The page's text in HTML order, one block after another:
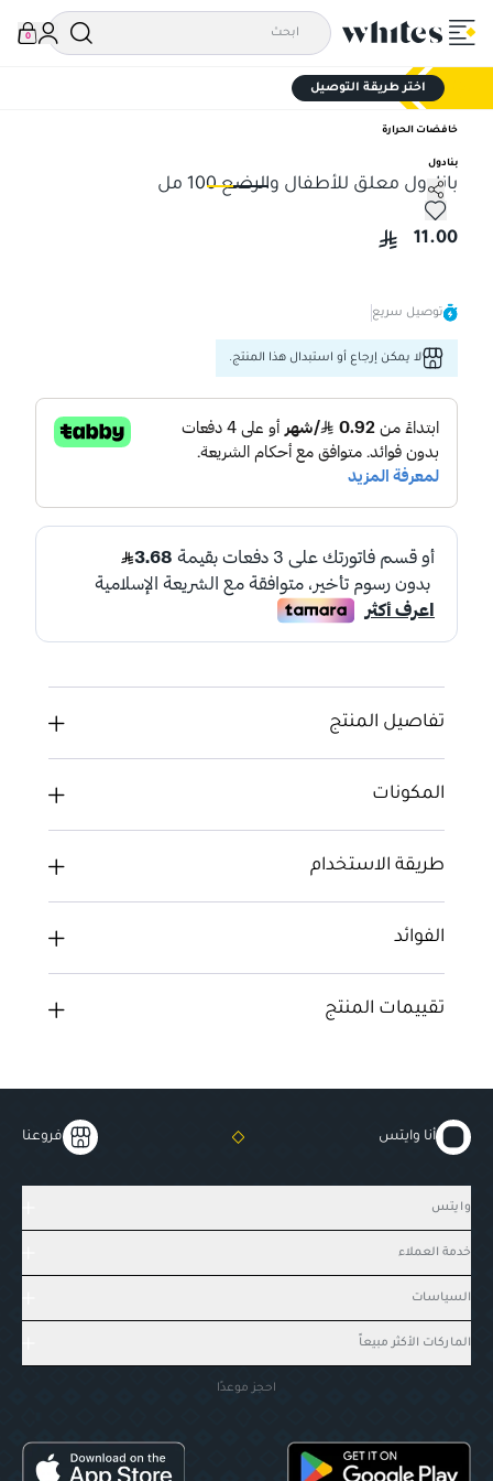
0
اختر طريقة التوصيل
خافضات الحرارة
بنادول
بانادول معلق للأطفال والرضع 100 مل
بانادول معلق للأطفال والرضع 100 مل
11.00
توصيل سريع
لا يمكن إرجاع أو استبدال هذا المنتج.
تفاصيل المنتج
المكونات
طريقة الاستخدام
الفوائد
تقييمات المنتج
أنا وايتس فروعنا
وايتس
خدمة العملاء
السياسات
الماركات الأكثر مبيعاً
احجز موعدًا